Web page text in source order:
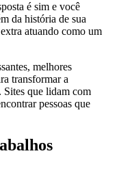
é sim e você
da história de sua
atuando como um
melhores
transformar a
Sites que lidam com
pessoas que